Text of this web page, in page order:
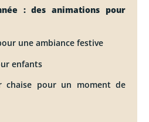
: des animations pour
une ambiance festive
enfants
chaise pour un moment de